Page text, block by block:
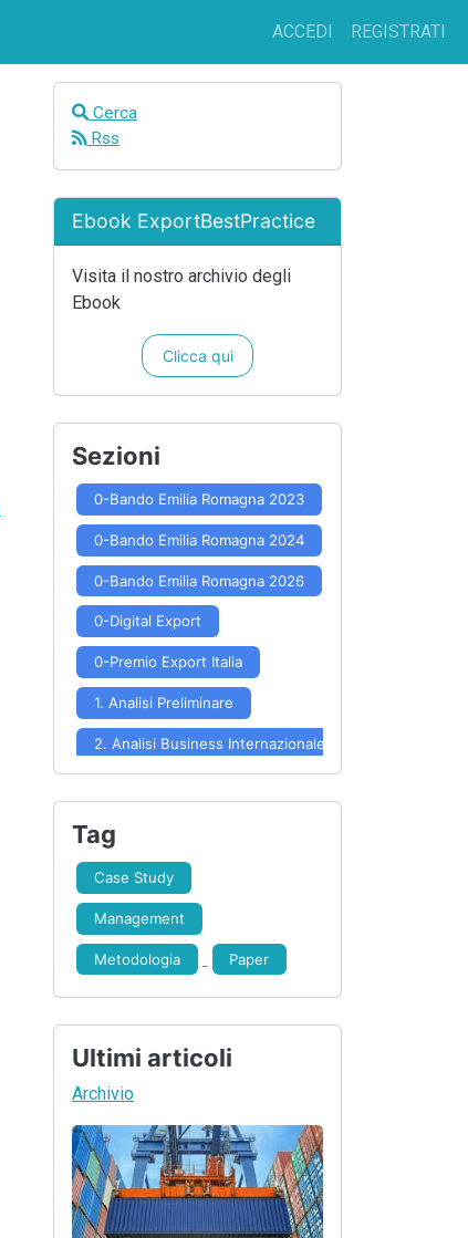
ACCEDI REGISTRATI
Cerca
Rss
Ebook ExportBestPractice
Visita il nostro archivio degli
Ebook
Clicca qui
Sezioni
0-Bando Emilia Romagna 2023
0-Bando Emilia Romagna 2024
0-Bando Emilia Romagna 2026
0-Digital Export
0-Premio Export Italia
1. Analisi Preliminare
2. Analisi Business Internazionale
4. Scelta Mercati
5. Approfondimento Mercato
6. Formulazione Strategia
7. Implementazione Strategia
Tag
Case Study
Management
Metodologia Paper
Ultimi articoli
Archivio